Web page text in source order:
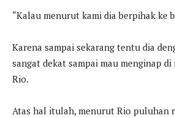
“Kalau menurut kami dia berpihak ke
Karena sampai sekarang tentu dia
sangat dekat sampai mau menginap di
Rio.
Atas hal itulah, menurut Rio puluhan